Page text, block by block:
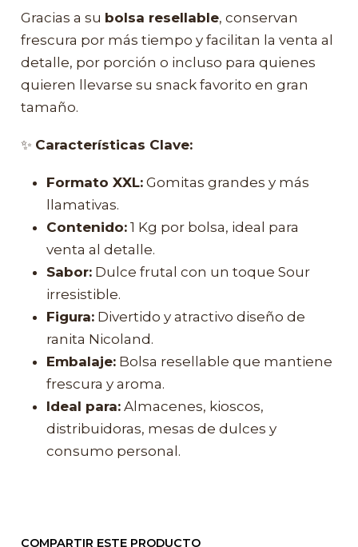
Gracias a su bolsa resellable, conservan
frescura por más tiempo y facilitan la venta al
detalle, por porción o incluso para quienes
quieren llevarse su snack favorito en gran
tamaño.
✨ Características Clave:
Formato XXL:Gomitas grandes y más
llamativas.
Contenido:1 Kg por bolsa, ideal para
venta al detalle.
Sabor:Dulce frutal con un toque Sour
irresistible.
Figura:Divertido y atractivo diseño de
ranita Nicoland.
Embalaje:Bolsa resellable que mantiene
frescura y aroma.
Ideal para:Almacenes, kioscos,
distribuidoras, mesas de dulces y
consumo personal.
COMPARTIR ESTE PRODUCTO